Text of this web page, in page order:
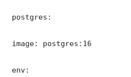
postgres:
image: postgres:16
env: